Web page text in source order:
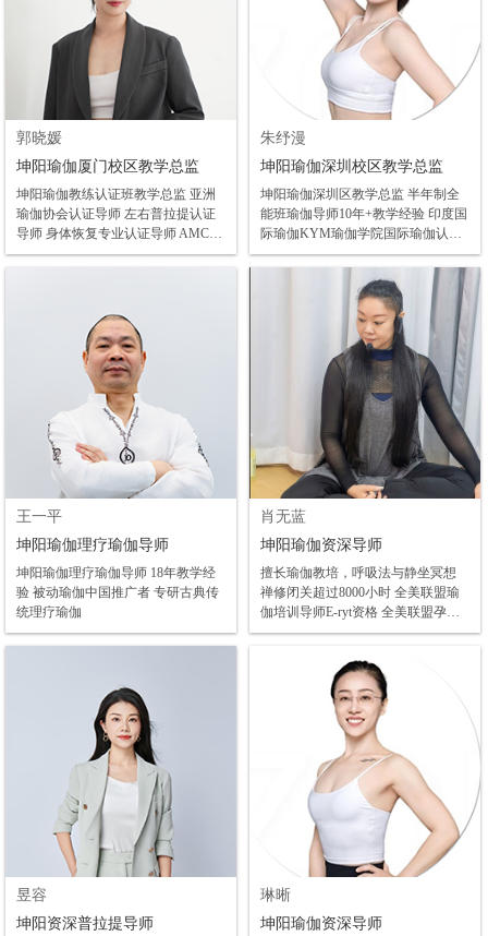
郭晓媛
坤阳瑜伽厦门校区教学总监
坤阳瑜伽教练认证班教学总监 亚洲
瑜伽协会认证导师 左右普拉提认证
导师 身体恢复专业认证导师 AMCT
美式整脊认证医师 空中瑜伽认证导
工作坊教学，普拉提器械，擅长美式
脊柱专业，擅长女性身体私教1V1课
朱纾漫
坤阳瑜伽深圳校区教学总监
坤阳瑜伽深圳区教学总监 半年制全
能班瑜伽导师10年+教学经验 印度国
际瑜伽KYM瑜伽学院国际瑜伽认证
高级理疗瑜伽导师认证 专业普拉提
王一平
坤阳瑜伽理疗瑜伽导师
坤阳瑜伽理疗瑜伽导师 18年教学经
验 被动瑜伽中国推广者 专研古典传
统理疗瑜伽
肖无蓝
坤阳瑜伽资深导师
擅长瑜伽教培，呼吸法与静坐冥想
禅修闭关超过8000小时 全美联盟瑜
伽培训导师E-ryt资格 全美联盟孕产
瑜伽Pryt教练资格 印度呼吸控制法认
复理疗师 尼泊尔颂钵音疗师 阿育吠
坨认证 神经学系统班初级认证 国家
高级保健推拿资格
昱容
坤阳资深普拉提导师
琳晰
坤阳瑜伽资深导师